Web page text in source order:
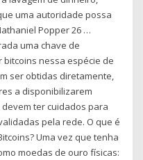
uma autoridade possa
Popper 26 …
uma chave de
nessa espécie de
ser obtidas diretamente,
a disponibilizarem
ter cuidados para
pela rede. O que é
Uma vez que tenha
moedas de ouro físicas: